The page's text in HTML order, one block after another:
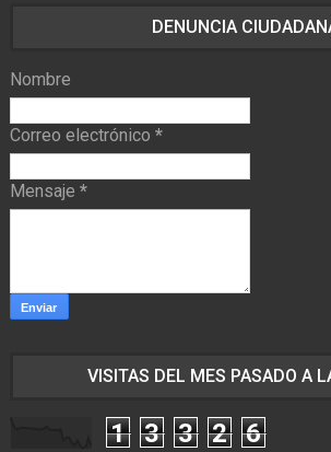
DENUNCIA
Nombre
Correo electrónico *
Mensaje *
VISITAS DEL MES PASADO A
1 3 3 2 6